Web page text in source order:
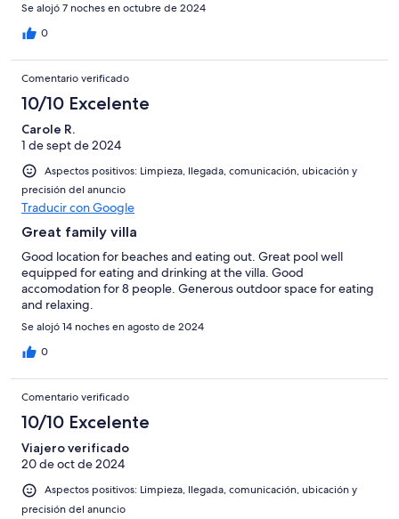
Se alojó 7 noches en octubre de 2024
0
Comentario verificado
10/10 Excelente
Carole R.
1 de sept de 2024
Aspectos positivos: Limpieza, llegada, comunicación, ubicación y
precisión del anuncio
Traducir con Google
Great family villa
Good location for beaches and eating out. Great pool well
equipped for eating and drinking at the villa. Good
accomodation for 8 people. Generous outdoor space for eating
and relaxing.
Se alojó 14 noches en agosto de 2024
0
Comentario verificado
10/10 Excelente
Viajero verificado
20 de oct de 2024
Aspectos positivos: Limpieza, llegada, comunicación, ubicación y
precisión del anuncio